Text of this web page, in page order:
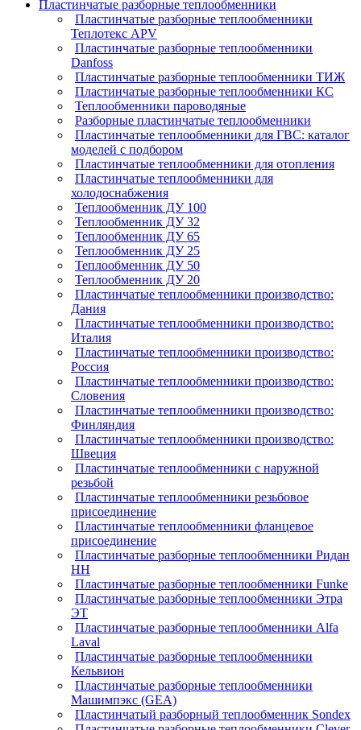
Пластинчатые разборные теплообменники
Пластинчатые разборные теплообменники
Теплотекс APV
Пластинчатые разборные теплообменники
Danfoss
Пластинчатые разборные теплообменники ТИЖ
Пластинчатые разборные теплообменники КC
Теплообменники пароводяные
Разборные пластинчатые теплообменники
Пластинчатые теплообменники для ГВС: каталог
моделей с подбором
Пластинчатые теплообменники для отопления
Пластинчатые теплообменники для
холодоснабжения
Теплообменник ДУ 100
Теплообменник ДУ 32
Теплообменник ДУ 65
Теплообменник ДУ 25
Теплообменник ДУ 50
Теплообменник ДУ 20
Пластинчатые теплообменники производство:
Дания
Пластинчатые теплообменники производство:
Италия
Пластинчатые теплообменники производство:
Россия
Пластинчатые теплообменники производство:
Словения
Пластинчатые теплообменники производство:
Финляндия
Пластинчатые теплообменники производство:
Швеция
Пластинчатые теплообменники с наружной
резьбой
Пластинчатые теплообменники резьбовое
присоединение
Пластинчатые теплообменники фланцевое
присоединение
Пластинчатые разборные теплообменники Ридан
НН
Пластинчатые разборные теплообменники Funke
Пластинчатые разборные теплообменники Этра
ЭТ
Пластинчатые разборные теплообменники Alfa
Laval
Пластинчатые разборные теплообменники
Кельвион
Пластинчатые разборные теплообменники
Машимпэкс (GEA)
Пластинчатый разборный теплообменник Sondex